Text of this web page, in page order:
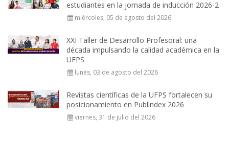
estudiantes en la jornada de inducción 2026-2
miércoles, 05 de agosto del 2026
XXI Taller de Desarrollo Profesoral: una
década impulsando la calidad académica en la
UFPS
lunes, 03 de agosto del 2026
Revistas científicas de la UFPS fortalecen su
posicionamiento en Publindex 2026
viernes, 31 de julio del 2026